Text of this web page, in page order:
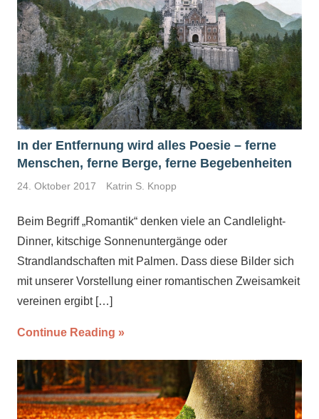
In der Entfernung wird alles Poesie – ferne
Menschen, ferne Berge, ferne Begebenheiten
24. Oktober 2017 Katrin S. Knopp
Beim Begriff „Romantik“ denken viele an Candlelight-
Dinner, kitschige Sonnenuntergänge oder
Strandlandschaften mit Palmen. Dass diese Bilder sich
mit unserer Vorstellung einer romantischen Zweisamkeit
vereinen ergibt […]
Continue Reading